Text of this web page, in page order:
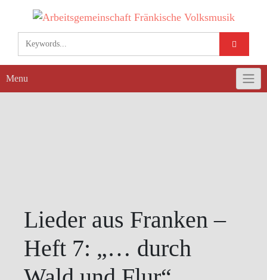
content
Menu
Lieder aus Franken –
Heft 7: „… durch